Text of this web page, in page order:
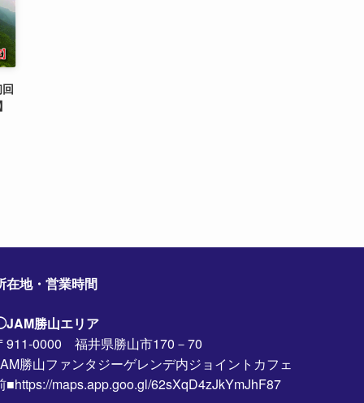
在地・営業時間
勝山エリア
911-0000 福井県勝山市170－70
勝山ファンタジーゲレンデ内ジョイントカフェ
■https://maps.app.goo.gl/62sXqD4zJkYmJhF87